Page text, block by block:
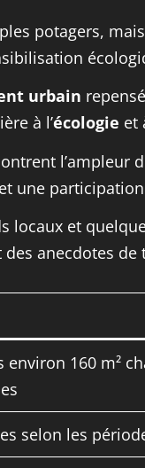
potagers,
urbain
à l’écologie et
l’ampleur
une
locaux et
anecdotes de
environ 160 m²
selon les